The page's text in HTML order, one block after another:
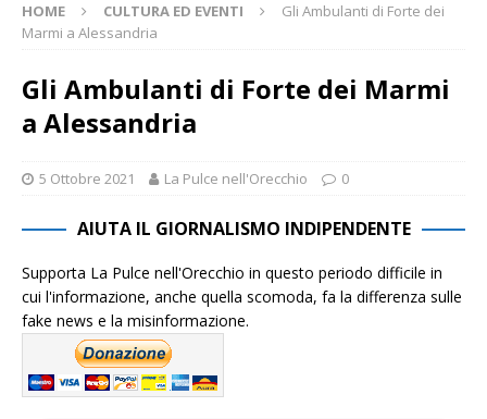
HOME CULTURA ED EVENTI
Gli Ambulanti di Forte dei
Marmi a Alessandria
Gli Ambulanti di Forte dei Marmi
a Alessandria
5 Ottobre 2021 La Pulce nell'Orecchio 0
AIUTA IL GIORNALISMO INDIPENDENTE
Supporta La Pulce nell'Orecchio in questo periodo difficile in
cui l'informazione, anche quella scomoda, fa la differenza sulle
fake news e la misinformazione.